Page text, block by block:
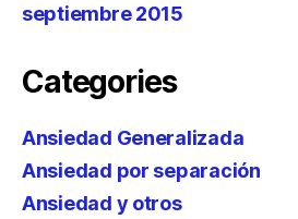
septiembre 2015
Categories
Ansiedad Generalizada
Ansiedad por separación
Ansiedad y otros